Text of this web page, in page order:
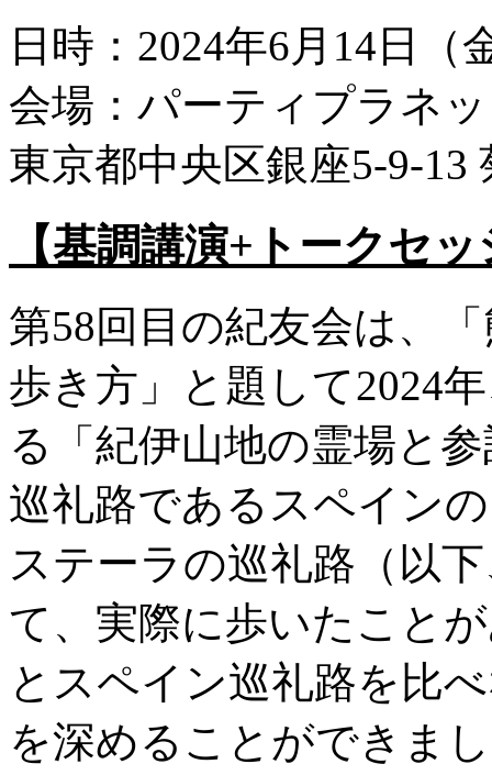
日時：2024年6月14日（
会場：パーティプラネ
東京都中央区銀座5-9-13
【基調講演+トークセ
第58回目の紀友会は、
歩き方」と題して2024
る「紀伊山地の霊場と
巡礼路であるスペイン
ステーラの巡礼路（以
て、実際に歩いたこと
とスペイン巡礼路を比
を深めることができま